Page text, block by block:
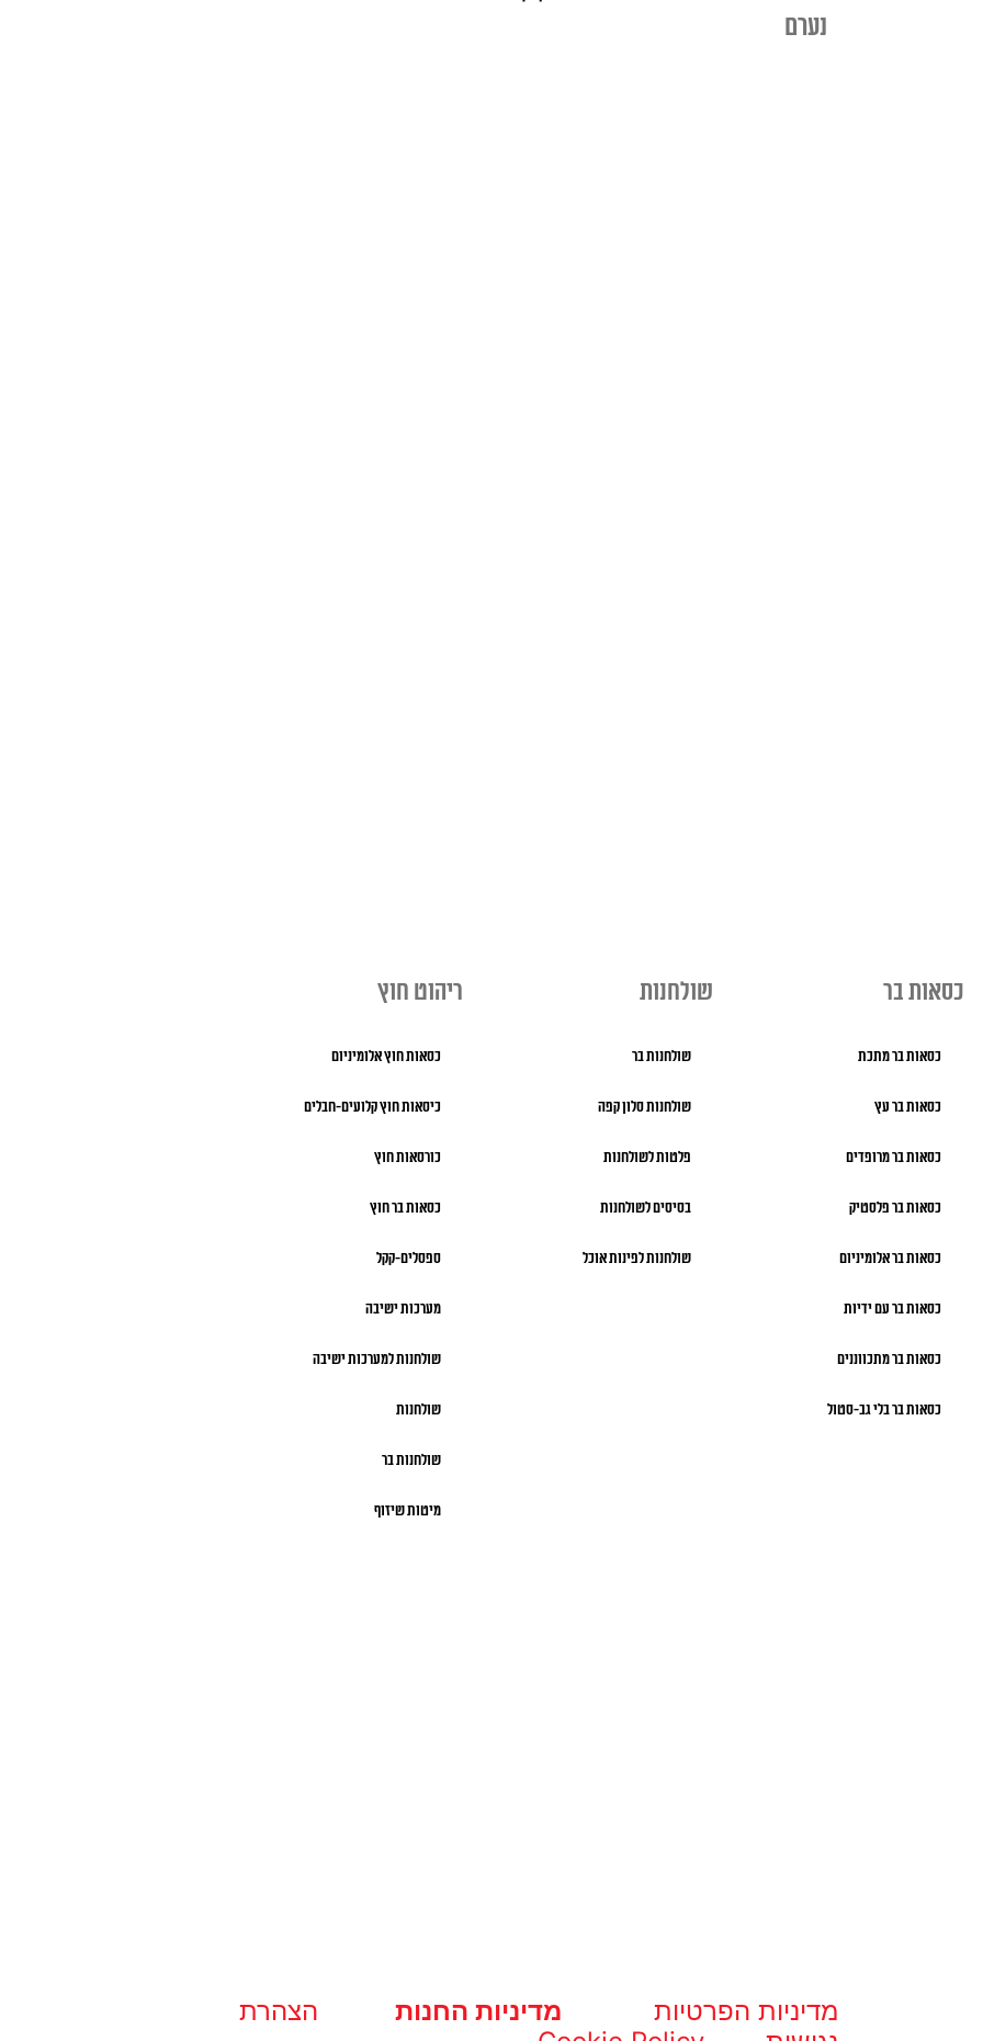
נערם
כסאות בר
כסאות בר מתכת
כסאות בר עץ
כסאות בר מרופדים
כסאות בר פלסטיק
כסאות בר אלומיניום
כסאות בר עם ידיות
כסאות בר מתכווננים
כסאות בר בלי גב-סטול
שולחנות
שולחנות בר
שולחנות סלון קפה
פלטות לשולחנות
בסיסים לשולחנות
שולחנות לפינות אוכל
ריהוט חוץ
כסאות חוץ אלומיניום
כיסאות חוץ קלועים-חבלים
כורסאות חוץ
כסאות בר חוץ
ספסלים-קקל
מערכות ישיבה
שולחנות למערכות ישיבה
שולחנות
שולחנות בר
מיטות שיזוף
מדיניות הפרטיות מדיניות החנות
הצהרת